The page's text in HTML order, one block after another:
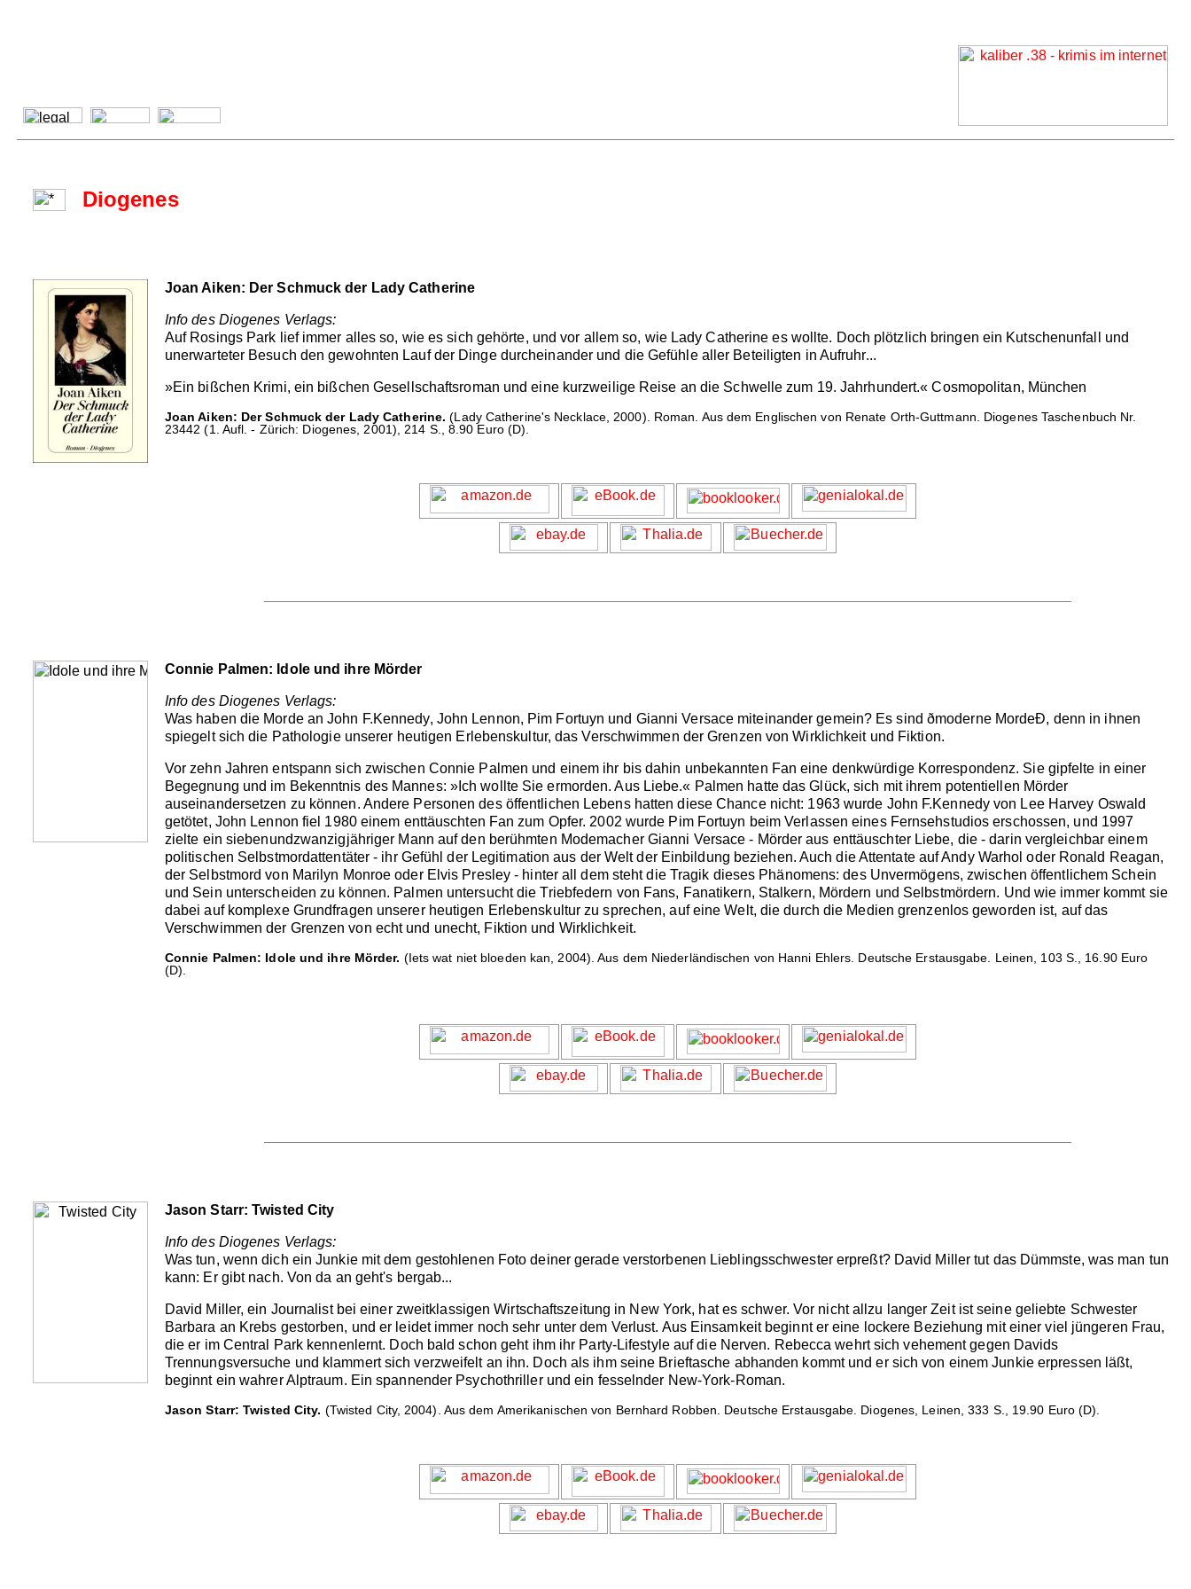
Diogenes
Joan Aiken: Der Schmuck der Lady Catherine
Info des Diogenes Verlags:
Auf Rosings Park lief immer alles so, wie es sich gehörte, und vor allem so, wie Lady Catherine es wollte. Doch plötzlich bringen ein Kutschenunfall und
unerwarteter Besuch den gewohnten Lauf der Dinge durcheinander und die Gefühle aller Beteiligten in Aufruhr...
»Ein bißchen Krimi, ein bißchen Gesellschaftsroman und eine kurzweilige Reise an die Schwelle zum 19. Jahrhundert.« Cosmopolitan, München
Joan Aiken: Der Schmuck der Lady Catherine. (Lady Catherine's Necklace, 2000). Roman. Aus dem Englischen von Renate Orth-Guttmann. Diogenes Taschenbuch Nr.
23442 (1. Aufl. - Zürich: Diogenes, 2001), 214 S., 8.90 Euro (D).
Connie Palmen: Idole und ihre Mörder
Info des Diogenes Verlags:
Was haben die Morde an John F.Kennedy, John Lennon, Pim Fortuyn und Gianni Versace miteinander gemein? Es sind ðmoderne MordeÐ, denn in ihnen
spiegelt sich die Pathologie unserer heutigen Erlebenskultur, das Verschwimmen der Grenzen von Wirklichkeit und Fiktion.
Vor zehn Jahren entspann sich zwischen Connie Palmen und einem ihr bis dahin unbekannten Fan eine denkwürdige Korrespondenz. Sie gipfelte in einer
Begegnung und im Bekenntnis des Mannes: »Ich wollte Sie ermorden. Aus Liebe.« Palmen hatte das Glück, sich mit ihrem potentiellen Mörder
auseinandersetzen zu können. Andere Personen des öffentlichen Lebens hatten diese Chance nicht: 1963 wurde John F.Kennedy von Lee Harvey Oswald
getötet, John Lennon fiel 1980 einem enttäuschten Fan zum Opfer. 2002 wurde Pim Fortuyn beim Verlassen eines Fernsehstudios erschossen, und 1997
zielte ein siebenundzwanzigjähriger Mann auf den berühmten Modemacher Gianni Versace - Mörder aus enttäuschter Liebe, die - darin vergleichbar einem
politischen Selbstmordattentäter - ihr Gefühl der Legitimation aus der Welt der Einbildung beziehen. Auch die Attentate auf Andy Warhol oder Ronald Reagan,
der Selbstmord von Marilyn Monroe oder Elvis Presley - hinter all dem steht die Tragik dieses Phänomens: des Unvermögens, zwischen öffentlichem Schein
und Sein unterscheiden zu können. Palmen untersucht die Triebfedern von Fans, Fanatikern, Stalkern, Mördern und Selbstmördern. Und wie immer kommt sie
dabei auf komplexe Grundfragen unserer heutigen Erlebenskultur zu sprechen, auf eine Welt, die durch die Medien grenzenlos geworden ist, auf das
Verschwimmen der Grenzen von echt und unecht, Fiktion und Wirklichkeit.
Connie Palmen: Idole und ihre Mörder. (Iets wat niet bloeden kan, 2004). Aus dem Niederländischen von Hanni Ehlers. Deutsche Erstausgabe. Leinen, 103 S., 16.90 Euro
(D).
Jason Starr: Twisted City
Info des Diogenes Verlags:
Was tun, wenn dich ein Junkie mit dem gestohlenen Foto deiner gerade verstorbenen Lieblingsschwester erpreßt? David Miller tut das Dümmste, was man tun
kann: Er gibt nach. Von da an geht's bergab...
David Miller, ein Journalist bei einer zweitklassigen Wirtschaftszeitung in New York, hat es schwer. Vor nicht allzu langer Zeit ist seine geliebte Schwester
Barbara an Krebs gestorben, und er leidet immer noch sehr unter dem Verlust. Aus Einsamkeit beginnt er eine lockere Beziehung mit einer viel jüngeren Frau,
die er im Central Park kennenlernt. Doch bald schon geht ihm ihr Party-Lifestyle auf die Nerven. Rebecca wehrt sich vehement gegen Davids
Trennungsversuche und klammert sich verzweifelt an ihn. Doch als ihm seine Brieftasche abhanden kommt und er sich von einem Junkie erpressen läßt,
beginnt ein wahrer Alptraum. Ein spannender Psychothriller und ein fesselnder New-York-Roman.
Jason Starr: Twisted City. (Twisted City, 2004). Aus dem Amerikanischen von Bernhard Robben. Deutsche Erstausgabe. Diogenes, Leinen, 333 S., 19.90 Euro (D).